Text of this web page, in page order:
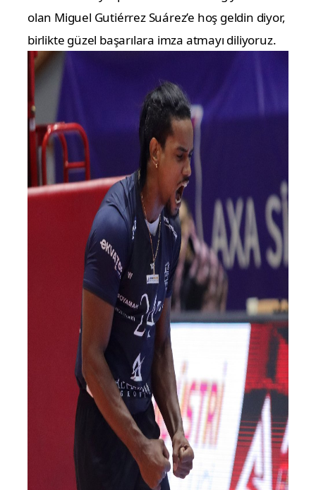
olan Miguel Gutiérrez Suárez’e hoş geldin diyor,
birlikte güzel başarılara imza atmayı diliyoruz.